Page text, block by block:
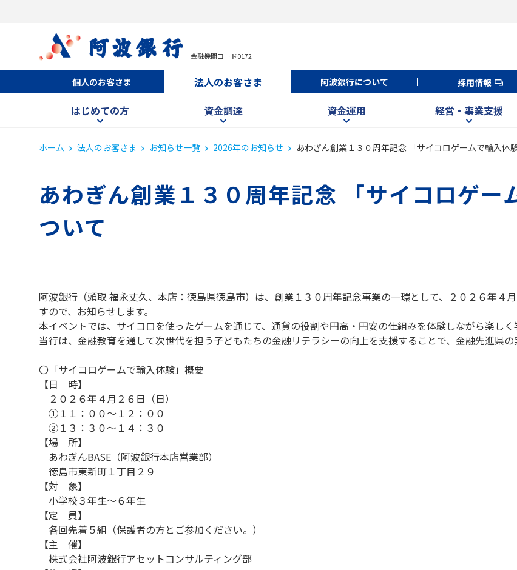
金融機関コード0172
個人のお客さま 法人のお客さま 阿波銀行について 採用情報
はじめての方 資金調達 資金運用 経営・事業支援
ホーム 法人のお客さま お知らせ一覧 2026年のお知らせ あわぎん創業１３０周年記念 「サイコロゲームで輸入体
あわぎん創業１３０周年記念 「サイコロゲー
ついて
阿波銀行（頭取 福永丈久、本店：徳島県徳島市）は、創業１３０周年記念事業の一環として、２０２６年４
すので、お知らせします。
本イベントでは、サイコロを使ったゲームを通じて、通貨の役割や円高・円安の仕組みを体験しながら楽しく
当行は、金融教育を通して次世代を担う子どもたちの金融リテラシーの向上を支援することで、金融先進県の
〇「サイコロゲームで輸入体験」概要
【日 時】
２０２６年４月２６日（日）
①１１：００～１２：００
②１３：３０～１４：３０
【場 所】
あわぎんBASE（阿波銀行本店営業部）
徳島市東新町１丁目２９
【対 象】
小学校３年生～６年生
【定 員】
各回先着５組（保護者の方とご参加ください。）
【主 催】
株式会社阿波銀行アセットコンサルティング部